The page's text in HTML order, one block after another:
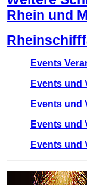
Rhein und
Events
Events und
Events und
Events und
Events und